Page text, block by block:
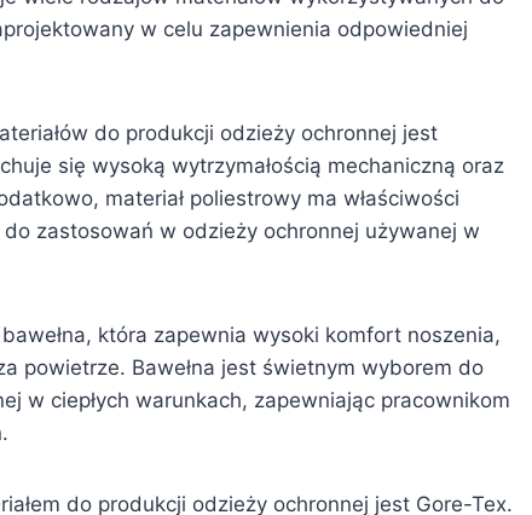
w celu zapewnienia odpowiedniej
do produkcji odzieży ochronnej jest
się wysoką wytrzymałością mechaniczną oraz
materiał poliestrowy ma właściwości
zastosowań w odzieży ochronnej używanej w
która zapewnia wysoki komfort noszenia,
powietrze. Bawełna jest świetnym wyborem do
w ciepłych warunkach, zapewniając pracownikom
do produkcji odzieży ochronnej jest Gore-Tex.